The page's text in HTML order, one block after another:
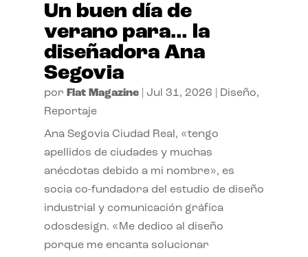
Un buen día de
verano para… la
diseñadora Ana
Segovia
por Flat Magazine| Jul 31, 2026 Diseño,
Reportaje
Ana Segovia Ciudad Real, «tengo
apellidos de ciudades y muchas
anécdotas debido a mi nombre», es
socia co-fundadora del estudio de diseño
industrial y comunicación gráfica
odosdesign. «Me dedico al diseño
porque me encanta solucionar